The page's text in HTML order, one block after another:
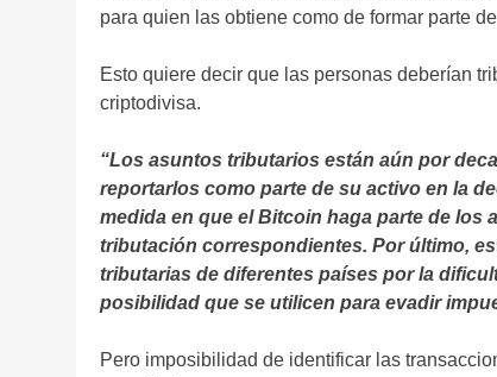
para quien las obtiene como de formar parte
Esto quiere decir que las personas deberían
criptodivisa.
“Los asuntos tributarios están aún por
reportarlos como parte de su activo en la
medida en que el Bitcoin haga parte de los
tributación correspondientes. Por último,
tributarias de diferentes países por la
posibilidad que se utilicen para evadir
Pero imposibilidad de identificar las